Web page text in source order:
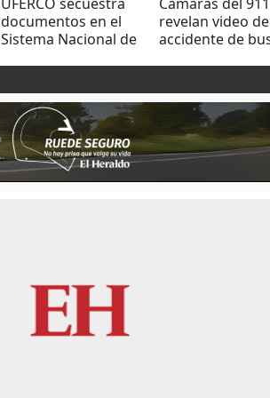
documentos en el
Sistema Nacional de
revelan video
accidente de